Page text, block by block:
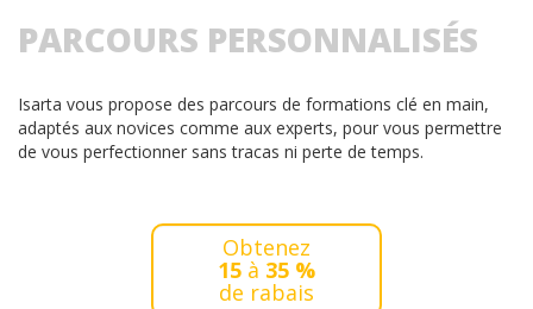
PARCOURS PERSONNALISÉS
Isarta vous propose des parcours de formations clé en main,
adaptés aux novices comme aux experts, pour vous permettre
de vous perfectionner sans tracas ni perte de temps.
Obtenez
15 à 35 %
de rabais